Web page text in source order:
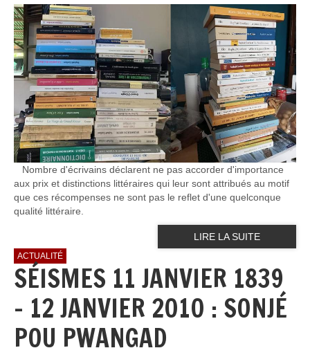
Nombre d'écrivains déclarent ne pas accorder d'importance
aux prix et distinctions littéraires qui leur sont attribués au motif
que ces récompenses ne sont pas le reflet d'une quelconque
qualité littéraire.
LIRE LA SUITE
ACTUALITÉ
SÉISMES 11 JANVIER 1839
- 12 JANVIER 2010 : SONJÉ
POU PWANGAD